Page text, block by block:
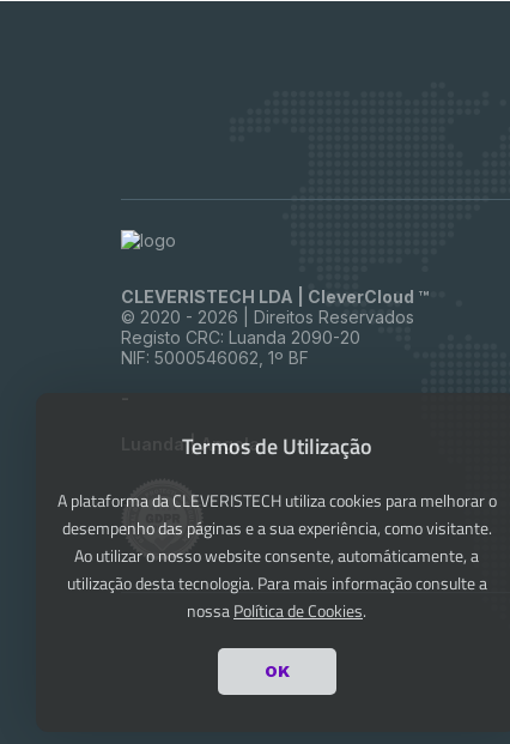
CLEVERISTECH LDA | CleverCloud ™
© 2020 - 2026 | Direitos Reservados
Registo CRC: Luanda 2090-20
NIF: 5000546062, 1º BF
-
Luanda | Angola
Termos de Utilização
A plataforma da CLEVERISTECH utiliza cookies para melhorar o
desempenho das páginas e a sua experiência, como visitante.
Ao utilizar o nosso website consente, automáticamente, a
utilização desta tecnologia. Para mais informação consulte a
nossaPolítica de Cookies.
OK